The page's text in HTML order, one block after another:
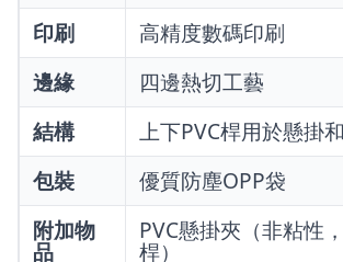
印刷
高精度數碼印刷
邊緣
四邊熱切工藝
結構
上下PVC桿用於懸掛
包裝
優質防塵OPP袋
附加物
品
PVC懸掛夾（非粘性
桿）